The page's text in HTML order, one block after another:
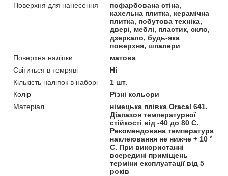
Поверхня для нанесення
пофарбована стіна,
кахельна плитка, керамічна
плитка, побутова техніка,
двері, меблі, пластик, скло,
дзеркало, будь-яка
поверхня, шпалери
Поверхня наліпки
матова
Світиться в темряві
Ні
Кількість наліпок в наборі
1 шт.
Колір
Різні кольори
Матеріал
німецька плівка Oracal 641.
Діапазон температурної
стійкості від -40 до 80 С.
Рекомендована температура
наклеювання не нижче + 10 °
С. При використанні
всередині приміщень
терміни експлуатації від 5
років